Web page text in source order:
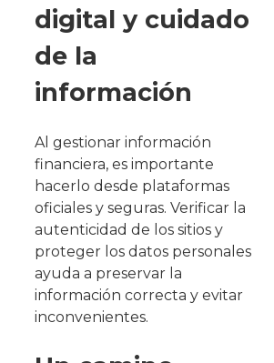
digital y cuidado
de la
información
Al gestionar información
financiera, es importante
hacerlo desde plataformas
oficiales y seguras. Verificar la
autenticidad de los sitios y
proteger los datos personales
ayuda a preservar la
información correcta y evitar
inconvenientes.